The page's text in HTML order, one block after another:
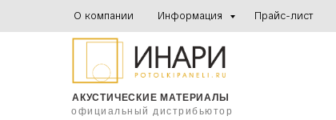
О компании Информация Прайс-лист
АКУСТИЧЕСКИЕ МАТЕРИАЛЫ
официальный дистрибьютор